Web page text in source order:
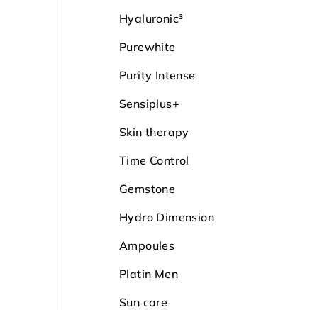
Hyaluronic³
Purewhite
Purity Intense
Sensiplus+
Skin therapy
Time Control
Gemstone
Hydro Dimension
Ampoules
Platin Men
Sun care